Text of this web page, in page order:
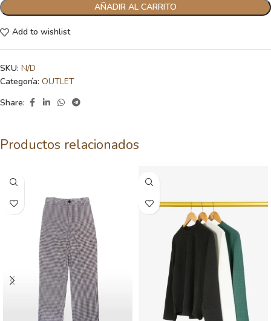
AÑADIR AL CARRITO
Add to wishlist
SKU: N/D
Categoría: OUTLET
Share:
Productos relacionados